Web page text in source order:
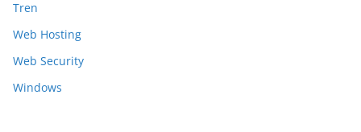
Tren
Web Hosting
Web Security
Windows